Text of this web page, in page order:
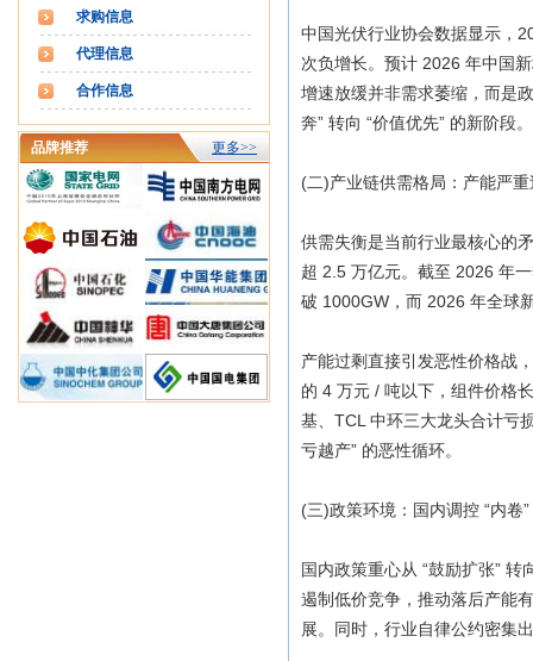
求购信息
代理信息
合作信息
品牌推荐 更多>>
中国光伏行业协会数据显示，
次负增长。预计 2026 年中国
增速放缓并非需求萎缩，而是
奔” 转向 “价值优先” 的新阶段。
(二)产业链供需格局：产能严
供需失衡是当前行业最核心的
超 2.5 万亿元。截至 2026 年
破 1000GW，而 2026 年全球
产能过剩直接引发恶性价格战
的 4 万元 / 吨以下，组件价格
基、TCL 中环三大龙头合计亏
亏越产” 的恶性循环。
(三)政策环境：国内调控 “内卷
国内政策重心从 “鼓励扩张”
遏制低价竞争，推动落后产能
展。同时，行业自律公约密集